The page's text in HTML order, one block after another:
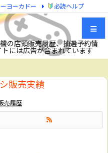
の店頭販売履歴、抽選予約情
には広告が含まれています
メニュ
前へ
ヨーカドー 必読ヘルプ
販売実績
売履歴